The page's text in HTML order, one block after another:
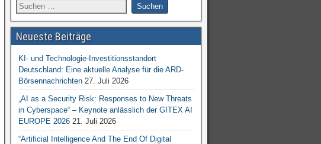
Neueste Beiträge
KI- und Technologie-Investitionsstandort
Deutschland: Eine aktuelle Analyse für die ARD-
Börsennachrichten 27. Juli 2026
„AI as a Security Risk: Responses to New Threats
in Cyberspace“ – Keynote anlässlich der GITEX AI
EUROPE 2026 21. Juli 2026
“Artificial Intelligence And The End Of Digital